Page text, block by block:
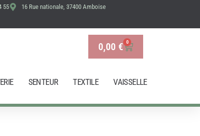
55 16 Rue nationale, 37400 Amboise
0,00 € 0
Panier
SENTEUR TEXTILE VAISSELLE
CRICKET